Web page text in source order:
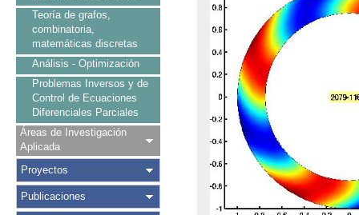
Teoría de grafos,
combinatoria,
matemáticas discretas
Análisis - Optimización
Problemas Inversos y de
Control de Ecuaciones
Diferenciales Parciales
Áreas de Investigación
Aplicada
Proyectos
Publicaciones